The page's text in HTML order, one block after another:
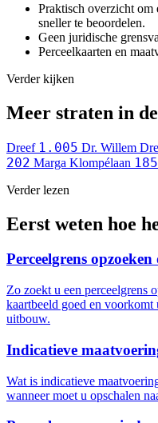
Praktisch overzicht om
sneller te beoordelen.
Geen juridische
Perceelkaarten en
Verder kijken
Meer straten in
Dreef 1.005 Dr. Willem
202 Marga Klompélaan 185
Verder lezen
Eerst weten hoe
Perceelgrens opzoeken
Zo zoekt u een perceelgrens
kaartbeeld goed en
uitbouw.
Indicatieve
Wat is indicatieve
wanneer moet u opschalen